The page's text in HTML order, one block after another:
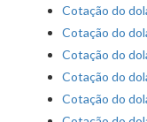
Cotação do
Cotação do
Cotação do
Cotação do
Cotação do